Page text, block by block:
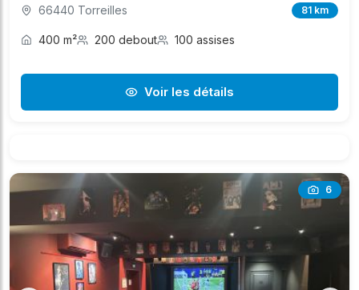
66440 Torreilles 81 km
400 m² 200 debout 100 assises
Voir les détails
6